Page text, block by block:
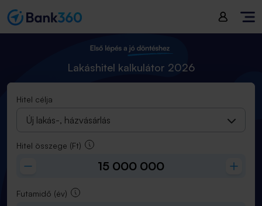
Lakáshitel kalkulátor 2026
Hitel célja
Új lakás-, házvásárlás
Hitel összege (Ft)
Futamidő (év)
Hitel összege(Ft):15 000 000